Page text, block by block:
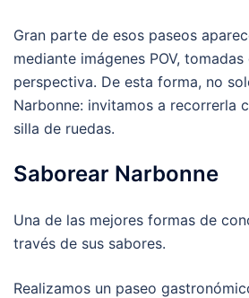
Gran parte de esos paseos
mediante imágenes POV,
perspectiva. De esta forma, no
Narbonne: invitamos a recorrerla
silla de ruedas.
Saborear Narbonne
Una de las mejores formas de
través de sus sabores.
Realizamos un paseo